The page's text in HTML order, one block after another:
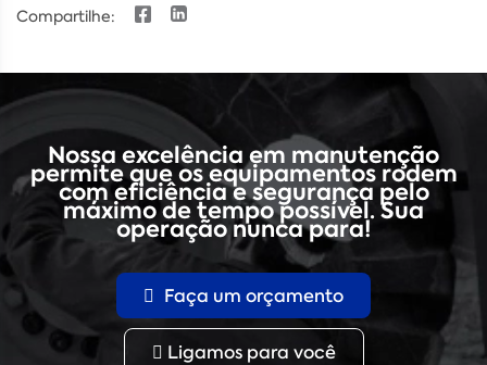
Compartilhe:
Nossa excelência em manutenção
permite que os equipamentos rodem
com eficiência e segurança pelo
máximo de tempo possível. Sua
operação nunca para!
Faça um orçamento
Ligamos para você